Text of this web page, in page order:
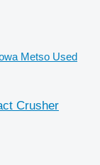
Metso Used
Crusher